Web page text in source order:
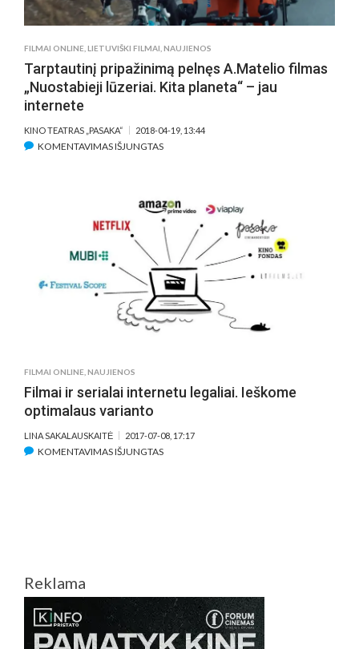
FILMAI ONLINE LIETUVIŠKI FILMAI NAUJIENOS
Tarptautinį pripažinimą pelnęs A.Matelio filmas
„Nuostabieji lūzeriai. Kita planeta“ – jau
internete
KINO TEATRAS „PASAKA“ 2018-04-19, 13:44
KOMENTAVIMAS IŠJUNGTASĮRAŠE
A.MATELIO
FILMAS
„NUOSTABIEJI
LŪZERIAI.
KITA
PLANETA“
–
FILMAI ONLINE NAUJIENOS
Filmai ir serialai internetu legaliai. Ieškome
optimalaus varianto
LINA SAKALAUSKAITĖ 2017-07-08, 17:17
KOMENTAVIMAS IŠJUNGTASĮRAŠE
Reklama